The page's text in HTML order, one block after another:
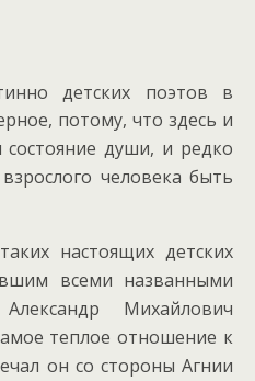
детских поэтов в
потому, что здесь и
души, и редко
человека быть
настоящих детских
всеми названными
Михайлович
теплое отношение к
он со стороны Агнии